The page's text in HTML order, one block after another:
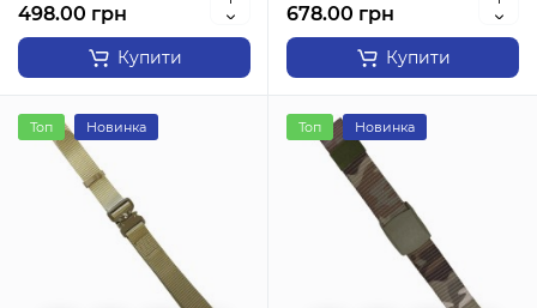
498.00 грн
Купити
678.00 грн
Купити
Топ Новинка Топ Новинка